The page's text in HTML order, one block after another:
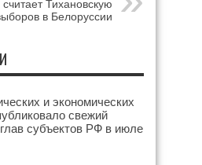
Тихановскую
в Белоруссии
и экономических
свежий
субъектов РФ в июле